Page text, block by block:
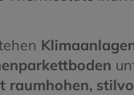
raumhohen,